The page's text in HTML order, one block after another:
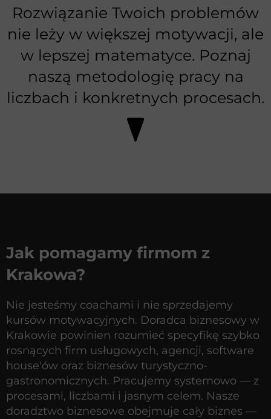
Rozwiązanie Twoich problemów
nie leży w większej motywacji, ale
w lepszej matematyce. Poznaj
naszą metodologię pracy na
liczbach i konkretnych procesach.
Jak pomagamy firmom z
Krakowa?
Nie jesteśmy coachami i nie sprzedajemy
kursów motywacyjnych. Doradca biznesowy w
Krakowie powinien rozumieć specyfikę szybko
rosnących firm usługowych, agencji, software
house'ów oraz biznesów turystyczno-
gastronomicznych. Pracujemy systemowo — z
procesami, liczbami i jasnym celem. Nasze
doradztwo biznesowe obejmuje cały biznes —